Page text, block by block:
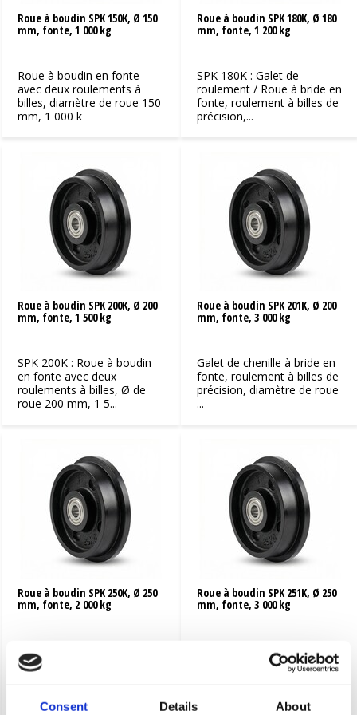
Consent Details About
besoin. Il vous suffit de filtrer et de trouver la roue dont
pour une solution sur mesure. Vous avez besoin d'une
aide supplémentaire ou d'une solution sur mesure ?
N'hésitez pas à nous contacter !
Roue à boudin SPK 150K, Ø 150
mm, fonte, 1 000 kg
Roue à boudin en fonte
avec deux roulements à
billes, diamètre de roue 150
mm, 1 000 k
Roue à boudin SPK 180K, Ø 180
mm, fonte, 1 200 kg
SPK 180K : Galet de
roulement / Roue à bride en
fonte, roulement à billes de
précision,...
Roue à boudin SPK 200K, Ø 200
mm, fonte, 1 500 kg
SPK 200K : Roue à boudin
en fonte avec deux
roulements à billes, Ø de
roue 200 mm, 1 5...
Roue à boudin SPK 201K, Ø 200
mm, fonte, 3 000 kg
Galet de chenille à bride en
fonte, roulement à billes de
précision, diamètre de roue
...
Roue à boudin SPK 250K, Ø 250
mm, fonte, 2 000 kg
SPK 250K : Galets de
roulement et roues à
boudin en fonte,
roulements à billes de
préci...
Roue à boudin SPK 251K, Ø 250
mm, fonte, 3 000 kg
Galet de chenille à boudin
SPK 251K en fonte,
roulement à billes de
précision, diamètr...